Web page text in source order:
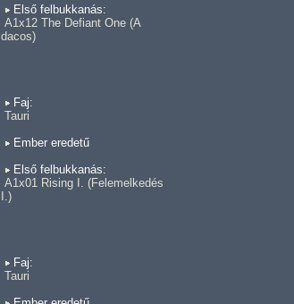
Első felbukkanás:
A1x12 The Defiant One (A
dacos)
Faj:
Tauri
Ember eredetű
Első felbukkanás:
A1x01 Rising I. (Felemelkedés
I.)
Faj:
Tauri